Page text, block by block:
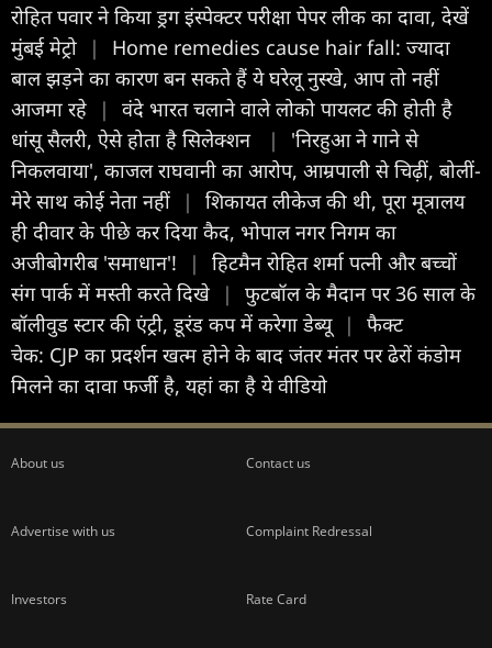
रोहित पवार ने किया ड्रग इंस्पेक्टर परीक्षा पेपर लीक का दावा, देखें
मुंबई मेट्रो
|
Home remedies cause hair fall: ज्यादा
बाल झड़ने का कारण बन सकते हैं ये घरेलू नुस्खे, आप तो नहीं
आजमा रहे
|
वंदे भारत चलाने वाले लोको पायलट की होती है
धांसू सैलरी, ऐसे होता है सिलेक्शन
|
'निरहुआ ने गाने से
निकलवाया', काजल राघवानी का आरोप, आम्रपाली से चिढ़ीं, बोलीं-
मेरे साथ कोई नेता नहीं
|
शिकायत लीकेज की थी, पूरा मूत्रालय
ही दीवार के पीछे कर दिया कैद, भोपाल नगर निगम का
अजीबोगरीब 'समाधान'!
|
हिटमैन रोहित शर्मा पत्नी और बच्चों
संग पार्क में मस्ती करते दिखे
|
फुटबॉल के मैदान पर 36 साल के
बॉलीवुड स्टार की एंट्री, डूरंड कप में करेगा डेब्यू |
फैक्ट
चेक: CJP का प्रदर्शन खत्म होने के बाद जंतर मंतर पर ढेरों कंडोम
मिलने का दावा फर्जी है, यहां का है ये वीडियो
About us Contact us
Advertise with us Complaint Redressal
Investors Rate Card